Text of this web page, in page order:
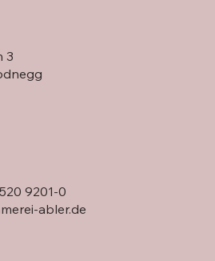
3
9201-0
abler.de